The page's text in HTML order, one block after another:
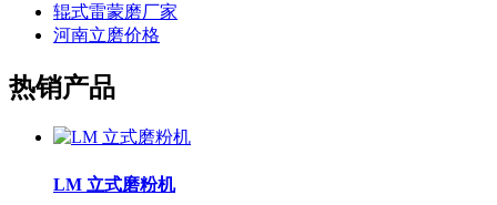
辊式雷蒙磨厂家
河南立磨价格
热销产品
LM 立式磨粉机